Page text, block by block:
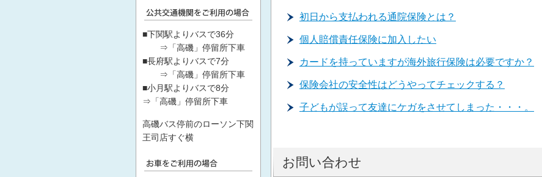
初日から支払われる通院保険とは？
個人賠償責任保険に加入したい
カードを持っていますが海外旅行保険は必要ですか？
保険会社の安全性はどうやってチェックする？
子どもが誤って友達にケガをさせてしまった・・・。
お問い合わせ
■下関駅よりバスで36分
⇒「高磯」停留所下車
■長府駅よりバスで7分
⇒「高磯」停留所下車
■小月駅よりバスで8分
⇒「高磯」停留所下車
高磯バス停前のローソン下関
王司店すぐ横